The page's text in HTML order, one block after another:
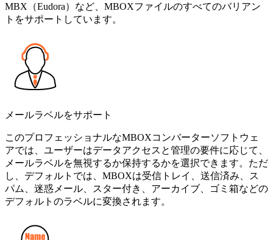
MBX（Eudora）など、MBOXファイルのすべてのバリアン
トをサポートしています。
メールラベルをサポート
このプロフェッショナルなMBOXコンバーターソフトウェ
アでは、ユーザーはデータアクセスと管理の要件に応じて、
メールラベルを無視するか保持するかを選択できます。ただ
し、デフォルトでは、MBOXは受信トレイ、送信済み、ス
パム、迷惑メール、スター付き、アーカイブ、ゴミ箱などの
デフォルトのラベルに変換されます。